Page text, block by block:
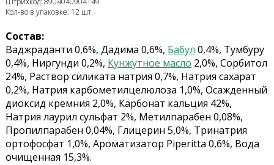
Кол-во в упаковке: 12 шт.
Состав:
Ваджраданти 0,6%, Дадима 0,6%, Бабул 0,4%, Тумбуру
0,4%, Ниргунди 0,2%, Кунжутное масло 2,0%, Сорбитол
24%, Раствор силиката натрия 0,7%, Натрия сахарат
0,2%, Натрия карбометилцелюлоза 1,0%, Осажденный
диоксид кремния 2,0%, Карбонат кальция 42%,
Натрия лаурил сульфат 2%, Метилпарабен 0,08%,
Пропилпарабен 0,04%, Глицерин 5,0%, Тринатрия
ортофосфат 1,0%, Ароматизатор Piperitta 0,6%, Вода
очищенная 15,3%.